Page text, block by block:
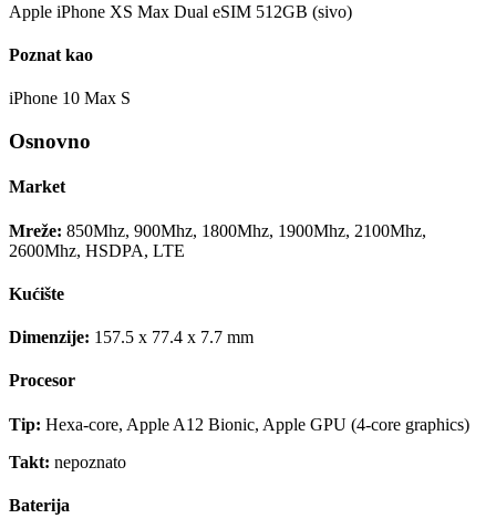
Apple iPhone XS Max Dual eSIM 512GB (sivo)
Poznat kao
iPhone 10 Max S
Osnovno
Market
Mreže: 850Mhz, 900Mhz, 1800Mhz, 1900Mhz, 2100Mhz,
2600Mhz, HSDPA, LTE
Kućište
Dimenzije: 157.5 x 77.4 x 7.7 mm
Procesor
Tip: Hexa-core, Apple A12 Bionic, Apple GPU (4-core graphics)
Takt: nepoznato
Baterija